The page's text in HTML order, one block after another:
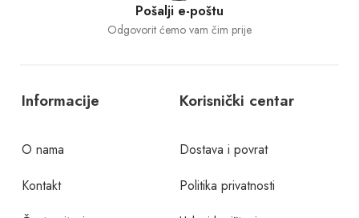
Pošalji e-poštu
Odgovorit ćemo vam čim prije
Informacije
O nama
Kontakt
Korisnički centar
Dostava i povrat
Politika privatnosti